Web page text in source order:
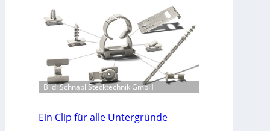
u
d
e
r
E
e
Bild: Schnabl Stecktechnik GmbH
Ein Clip für alle Untergründe